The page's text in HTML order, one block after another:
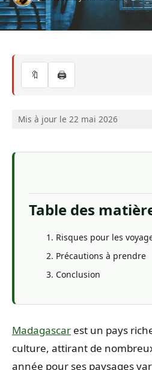
🔖 🖨️
Mis à jour le 22 mai 2026
Table des
Risques pour les
Précautions à prendre
Conclusion
Madagascar est un pays
culture, attirant de
année pour ses paysages